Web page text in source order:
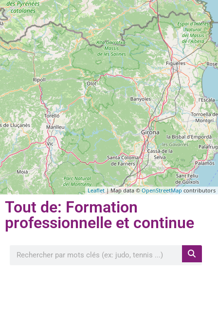
Leaflet| Map data © OpenStreetMap contributors
Tout de: Formation
professionnelle et continue